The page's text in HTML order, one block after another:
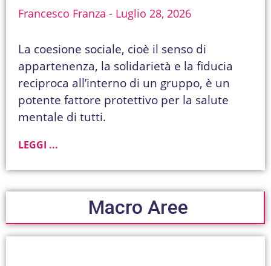
Francesco Franza Luglio 28, 2026
La coesione sociale, cioè il senso di
appartenenza, la solidarietà e la fiducia
reciproca all’interno di un gruppo, è un
potente fattore protettivo per la salute
mentale di tutti.
LEGGI ...
Macro Aree